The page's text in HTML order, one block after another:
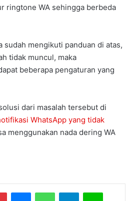
ringtone WA sehingga berbeda
sudah mengikuti panduan di atas,
tidak muncul, maka
beberapa pengaturan yang
dari masalah tersebut di
WhatsApp yang tidak
menggunakan nada dering WA
PinterestMessengerWhatsAppTelegramLine